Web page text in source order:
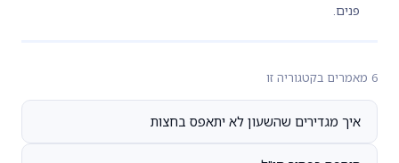
פנים.
6 מאמרים בקטגוריה זו
איך מגדירים שהשעון לא יתאפס בחצות